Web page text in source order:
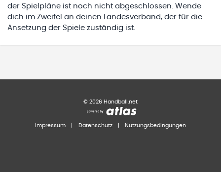
der Spielpläne ist noch nicht abgeschlossen. Wende
dich im Zweifel an deinen Landesverband, der für die
Ansetzung der Spiele zuständig ist.
© 2026 Handball.net
Impressum Datenschutz Nutzungsbedingungen